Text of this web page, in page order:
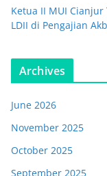
Ketua II MUI
LDII di Pengajian
Archives
June 2026
November 2025
October 2025
September 2025